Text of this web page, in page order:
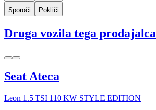
Sporoči
Pokliči
Druga vozila tega prodajalca
Seat Ateca
Leon 1.5 TSI 110 KW STYLE EDITION